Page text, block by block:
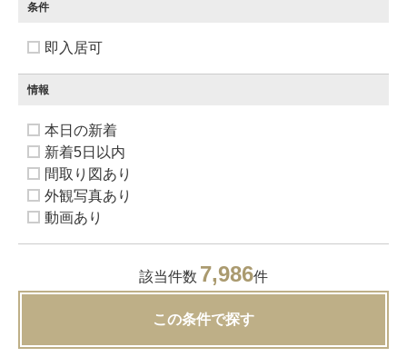
条件
即入居可
情報
本日の新着
新着5日以内
間取り図あり
外観写真あり
動画あり
該当件数 7,986件
この条件で探す